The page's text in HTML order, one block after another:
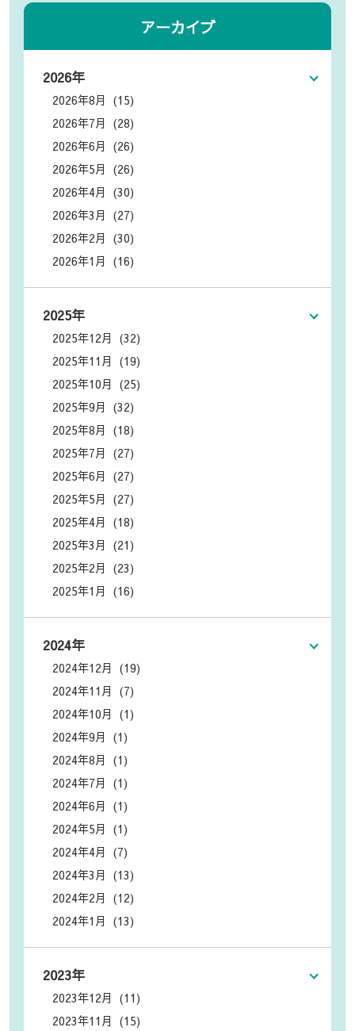
アーカイブ
2026年
2026年8月 (15)
2026年7月 (28)
2026年6月 (26)
2026年5月 (26)
2026年4月 (30)
2026年3月 (27)
2026年2月 (30)
2026年1月 (16)
2025年
2025年12月 (32)
2025年11月 (19)
2025年10月 (25)
2025年9月 (32)
2025年8月 (18)
2025年7月 (27)
2025年6月 (27)
2025年5月 (27)
2025年4月 (18)
2025年3月 (21)
2025年2月 (23)
2025年1月 (16)
2024年
2024年12月 (19)
2024年11月 (7)
2024年10月 (1)
2024年9月 (1)
2024年8月 (1)
2024年7月 (1)
2024年6月 (1)
2024年5月 (1)
2024年4月 (7)
2024年3月 (13)
2024年2月 (12)
2024年1月 (13)
2023年
2023年12月 (11)
2023年11月 (15)